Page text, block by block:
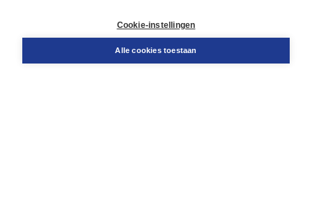
Cookie-instellingen
Alle cookies toestaan